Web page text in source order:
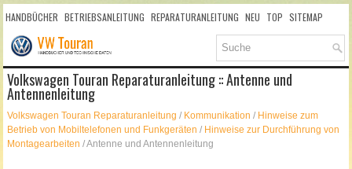
HANDBÜCHER BETRIEBSANLEITUNG REPARATURANLEITUNG NEU TOP SITEMAP
SUCHLAUF
Volkswagen Touran Reparaturanleitung :: Antenne und
Antennenleitung
Volkswagen Touran Reparaturanleitung / Kommunikation / Hinweise zum
Betrieb von Mobiltelefonen und Funkgeräten / Hinweise zur Durchführung von
Montagearbeiten / Antenne und Antennenleitung